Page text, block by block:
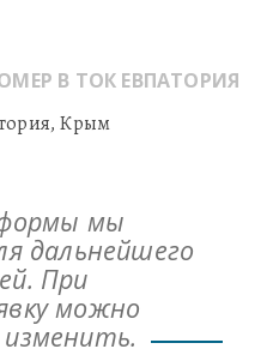
В ТОК ЕВПАТОРИЯ
Крым
формы мы
дальнейшего
При
можно